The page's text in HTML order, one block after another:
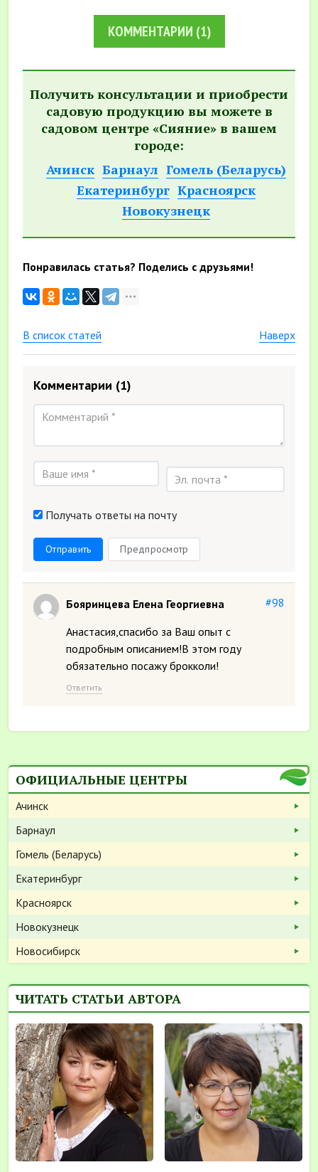
КОММЕНТАРИИ (1)
Получить консультации и приобрести
садовую продукцию вы можете в
садовом центре «Сияние» в вашем
городе:
Ачинск Барнаул Гомель (Беларусь)
Екатеринбург Красноярск
Новокузнецк
Понравилась статья? Поделись с друзьями!
В список статей Наверх
Комментарии (1)
Получать ответы на почту
Отправить Предпросмотр
#98
Бояринцева Елена Георгиевна
Анастасия,спасибо за Ваш опыт с
подробным описанием!В этом году
обязательно посажу брокколи!
Ответить
ОФИЦИАЛЬНЫЕ ЦЕНТРЫ
Ачинск
Барнаул
Гомель (Беларусь)
Екатеринбург
Красноярск
Новокузнецк
Новосибирск
ЧИТАТЬ СТАТЬИ АВТОРА